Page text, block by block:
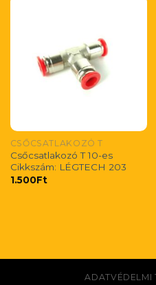
CSŐCSATLAKOZÓ T
Csőcsatlakozó T 10-es
Cikkszám: LÉGTECH 203
1.500Ft
ADATVÉDELMI